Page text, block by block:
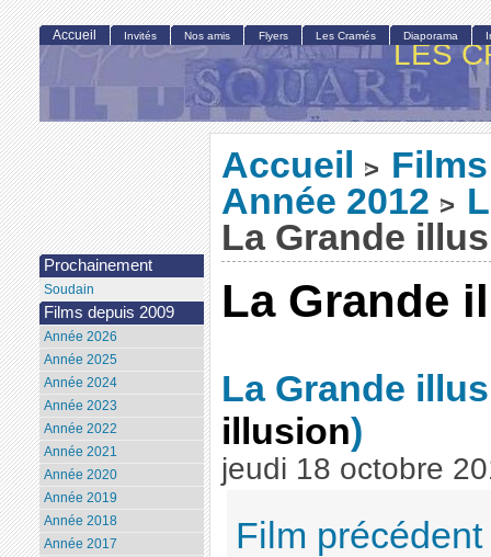
LES
Accueil >
Année 2012 >
La Grande
La Grande
La Grande
illusion)
jeudi 18 octobre
Film précédent
Accueil Invités Nos amis Flyers Les Cramés Diaporama
Prochainement
Soudain
Films depuis 2009
Année 2026
Année 2025
Année 2024
Année 2023
Année 2022
Année 2021
Année 2020
Année 2019
Année 2018
Année 2017